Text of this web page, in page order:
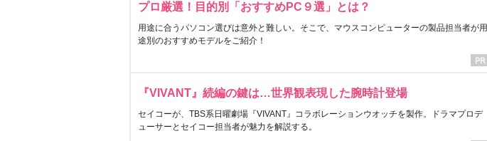
プロ厳選！目的別「おすすめPC９選」とは？
用途に合うパソコン選びは意外と難しい。そこで、マウスコンピューターの製品担当者が用
途別のおすすめモデルをご紹介！
『VIVANT』続編の鍵は…世界観表現した腕時計登場
セイコーが、TBS系日曜劇場『VIVANT』コラボレーションウオッチを製作。ドラマプロデ
ューサーとセイコー担当者が魅力を解説する。